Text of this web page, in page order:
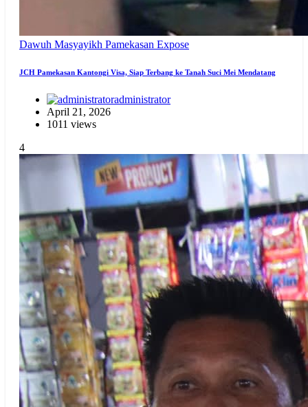
Dawuh Masyayikh Pamekasan Expose
JCH Pamekasan Kantongi Visa, Siap Terbang ke Tanah Suci Mei Mendatang
administrator
April 21, 2026
1011 views
4